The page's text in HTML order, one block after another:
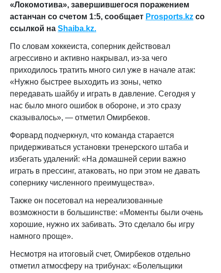
«Локомотива», завершившегося поражением
астанчан со счетом 1:5, сообщает Prosports.kz со
ссылкой на Shaiba.kz.
По словам хоккеиста, соперник действовал
агрессивно и активно накрывал, из-за чего
приходилось тратить много сил уже в начале атак:
«Нужно быстрее выходить из зоны, четко
передавать шайбу и играть в давление. Сегодня у
нас было много ошибок в обороне, и это сразу
сказывалось», — отметил Омирбеков.
Форвард подчеркнул, что команда старается
придерживаться установки тренерского штаба и
избегать удалений: «На домашней серии важно
играть в прессинг, атаковать, но при этом не давать
сопернику численного преимущества».
Также он посетовал на нереализованные
возможности в большинстве: «Моменты были очень
хорошие, нужно их забивать. Это сделало бы игру
намного проще».
Несмотря на итоговый счет, Омирбеков отдельно
отметил атмосферу на трибунах: «Болельщики